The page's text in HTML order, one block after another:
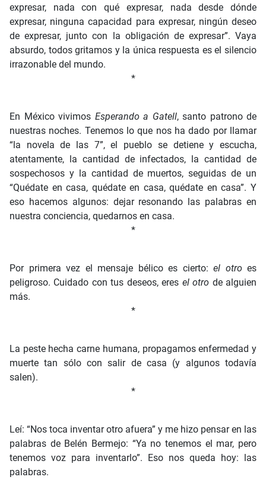
expresar, nada con qué expresar, nada desde dónde
expresar, ninguna capacidad para expresar, ningún deseo
de expresar, junto con la obligación de expresar”. Vaya
absurdo, todos gritamos y la única respuesta es el silencio
irrazonable del mundo.
*
En México vivimos Esperando a Gatell, santo patrono de
nuestras noches. Tenemos lo que nos ha dado por llamar
“la novela de las 7”, el pueblo se detiene y escucha,
atentamente, la cantidad de infectados, la cantidad de
sospechosos y la cantidad de muertos, seguidas de un
“Quédate en casa, quédate en casa, quédate en casa”. Y
eso hacemos algunos: dejar resonando las palabras en
nuestra conciencia, quedarnos en casa.
*
Por primera vez el mensaje bélico es cierto: el otroes
peligroso. Cuidado con tus deseos, eres el otro de alguien
más.
*
La peste hecha carne humana, propagamos enfermedad y
muerte tan sólo con salir de casa (y algunos todavía
salen).
*
Leí: “Nos toca inventar otro afuera” y me hizo pensar en las
palabras de Belén Bermejo: “Ya no tenemos el mar, pero
tenemos voz para inventarlo”. Eso nos queda hoy: las
palabras.